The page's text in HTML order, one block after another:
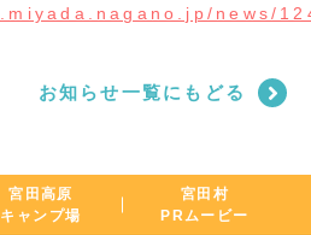
news/
お知らせ一覧にもどる
宮田高原
キャンプ場
宮田村
PRムービー